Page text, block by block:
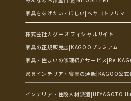
家具をあげたい・ほしい|ヘヤゴトフリマ
株式会社カグー オフィシャルサイト
家具の正規販売店|KAGOOプレミアム
家具・住まいの修理紹介サービス
家具インテリア・寝具の通販|KAGOO公式
インテリア・住設人材派遣|HEYAGOTO